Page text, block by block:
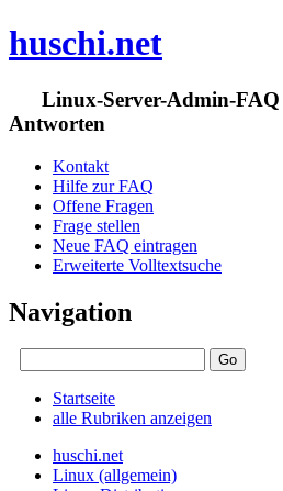
huschi.net
Linux-Server-Admin-FAQ
Antworten
Kontakt
Hilfe zur FAQ
Offene Fragen
Frage stellen
Neue FAQ eintragen
Erweiterte Volltextsuche
Navigation
Startseite
alle Rubriken anzeigen
huschi.net
Linux (allgemein)